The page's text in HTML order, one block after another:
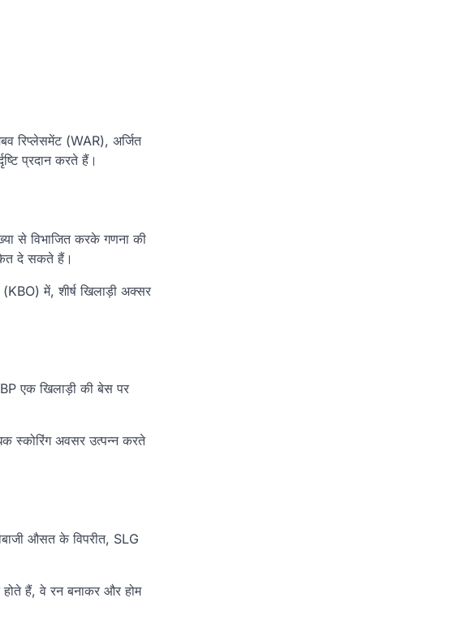
रिप्लेसमेंट (WAR), अर्जित
प्रदान करते हैं।
से विभाजित करके गणना की
दे सकते हैं।
में, शीर्ष खिलाड़ी अक्सर
एक खिलाड़ी की बेस पर
स्कोरिंग अवसर उत्पन्न करते
औसत के विपरीत, SLG
हैं, वे रन बनाकर और होम